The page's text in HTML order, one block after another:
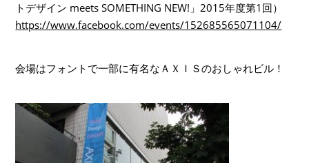
トデザイン meets SOMETHING NEW!」2015年度第1回）
https://www.facebook.com/events/152685565071104/
会場はフォントで一部に有名なＡＸＩＳのおしゃれビル！